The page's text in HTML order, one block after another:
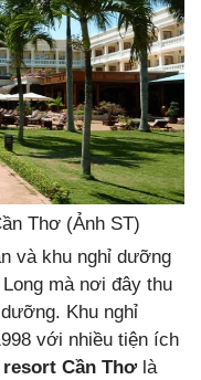
Thơ (Ảnh ST)
và khu nghỉ dưỡng
mà nơi đây thu
Khu nghỉ
với nhiều tiện ích
Cần Thơ là